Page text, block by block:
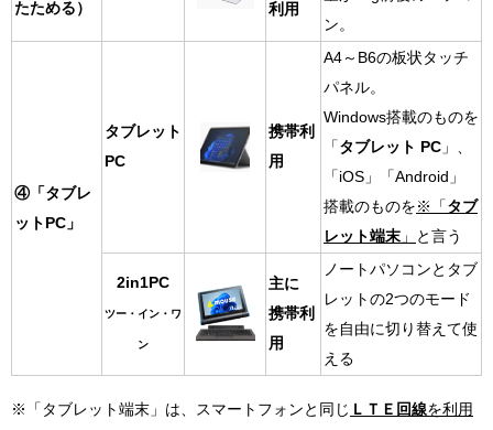
たためる）
利用
ン。
④「タブレ
ットPC」
タブレット
PC
携帯利
用
A4～B6の板状タッチ
パネル。
Windows搭載のものを
「 タブレット PC 」、
「iOS」「Android」
搭載のものを ※「 タブ
レット端末 」 と言う
2in1PC
ツー・イン・ワ
ン
主に
携帯利
用
ノートパソコンとタブ
レットの2つのモード
を自由に切り替えて使
える
※「タブレット端末」は、スマートフォンと同じ ＬＴＥ回線を利用